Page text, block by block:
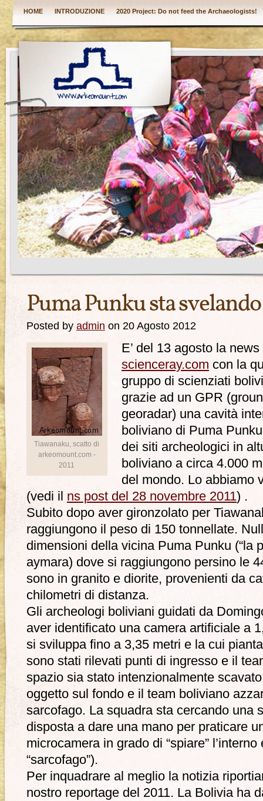
HOME INTRODUZIONE 2020 Project: Do not feed the Archaeologists!
Puma Punku sta
Posted by admin on 20 Agosto 2012
Tiawanaku, scatto di
arkeomount.com -
2011
E’ del 13 agosto la
scienceray.com con la
gruppo di scienziati
grazie ad un GPR
georadar) una cavità
boliviano di Puma
dei siti archeologici in
boliviano a circa 4.000
del mondo. Lo abbiamo
(vedi il ns post del 28 novembre 2011) .
Subito dopo aver gironzolato per
raggiungono il peso di 150 tonnellate.
dimensioni della vicina Puma Punku (“la
aymara) dove si raggiungono persino le
sono in granito e diorite, provenienti da
chilometri di distanza.
Gli archeologi boliviani guidati da
aver identificato una camera artificiale a
si sviluppa fino a 3,35 metri e la cui
sono stati rilevati punti di ingresso e il
spazio sia stato intenzionalmente
oggetto sul fondo e il team boliviano
sarcofago. La squadra sta cercando una
disposta a dare una mano per praticare
microcamera in grado di “spiare”
“sarcofago”).
Per inquadrare al meglio la notizia
nostro reportage del 2011. La Bolivia ha